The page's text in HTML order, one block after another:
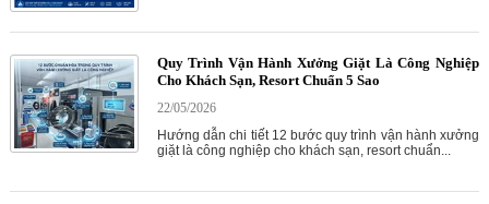
Quy Trình Vận Hành Xưởng Giặt Là Công Nghiệp
Cho Khách Sạn, Resort Chuẩn 5 Sao
22/05/2026
Hướng dẫn chi tiết 12 bước quy trình vận hành xưởng
giặt là công nghiệp cho khách sạn, resort chuẩn...